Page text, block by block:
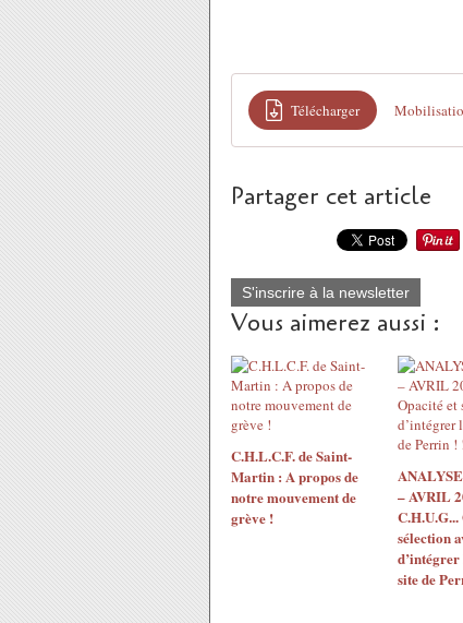
Télécharger
Partager cet article
S'inscrire à la newsletter
Vous aimerez aussi :
C.H.L.C.F. de Saint-
Martin : A propos de
notre mouvement de
grève !
– AVRIL
sélection
site de